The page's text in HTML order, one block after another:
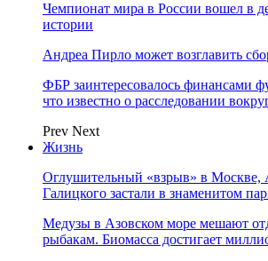
Чемпионат мира в России вошел в
истории
Андреа Пирло может возглавить
ФБР заинтересовалось финансами
что известно о расследовании
Prev Next
Жизнь
Оглушительный «взрыв» в Москве,
Галицкого застали в знаменитом
Медузы в Азовском море мешают
рыбакам. Биомасса достигает